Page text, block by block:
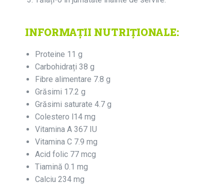
INFORMAȚII NUTRIȚIONALE:
Proteine 11 g
Carbohidrați 38 g
Fibre alimentare 7.8 g
Grăsimi 17.2 g
Grăsimi saturate 4.7 g
Colestero l14 mg
Vitamina A 367 IU
Vitamina C 7.9 mg
Acid folic 77 mcg
Tiamină 0.1 mg
Calciu 234 mg